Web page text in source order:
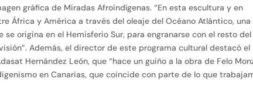
gráfica de Miradas Afroindígenas. “En esta escultura y en
África y América a través del oleaje del Océano Atlántico, una
origina en el Hemisferio Sur, para engranarse con el resto del
Además, el director de este programa cultural destacó el
Hernández León, que “hace un guiño a la obra de Felo
en Canarias, que coincide con parte de lo que